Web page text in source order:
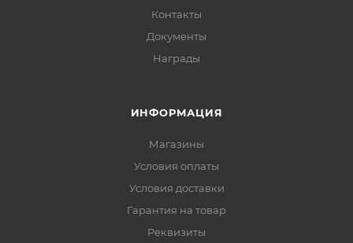
Контакты
Документы
Награды
ИНФОРМАЦИЯ
Магазины
Условия оплаты
Условия доставки
Гарантия на товар
Реквизиты